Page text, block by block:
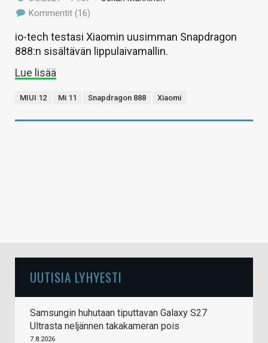
Kommentit (16)
io-tech testasi Xiaomin uusimman Snapdragon
888:n sisältävän lippulaivamallin.
Lue lisää
MIUI 12 Mi 11 Snapdragon 888 Xiaomi
UUTISIA LYHYESTI
Samsungin huhutaan tiputtavan Galaxy S27
Ultrasta neljännen takakameran pois
7.8.2026